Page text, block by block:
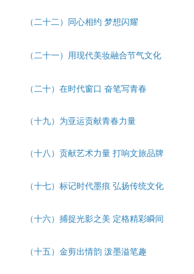
（二十二） 同心相约 梦想闪耀
（二十一） 用现代美妆融合节气文化
（二十） 在时代窗口 奋笔写青春
（十九） 为亚运贡献青春力量
（十八） 贡献艺术力量 打响文旅品牌
（十七） 标记时代墨痕 弘扬传统文化
（十六） 捕捉光影之美 定格精彩瞬间
（十五） 金剪出情韵 泼墨溢笔趣